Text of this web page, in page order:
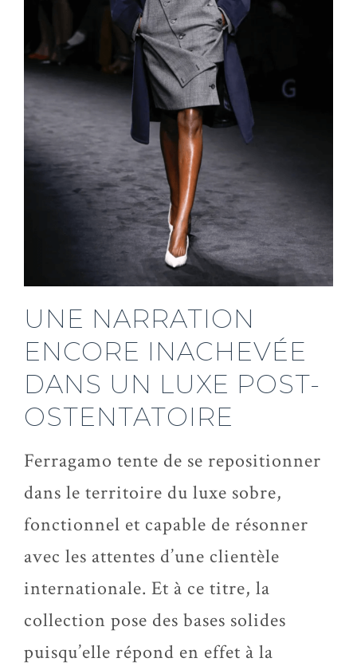
UNE NARRATION
ENCORE INACHEVÉE
DANS UN LUXE POST-
OSTENTATOIRE
Ferragamo tente de se repositionner
dans le territoire du luxe sobre,
fonctionnel et capable de résonner
avec les attentes d’une clientèle
internationale. Et à ce titre, la
collection pose des bases solides
puisqu’elle répond en effet à la